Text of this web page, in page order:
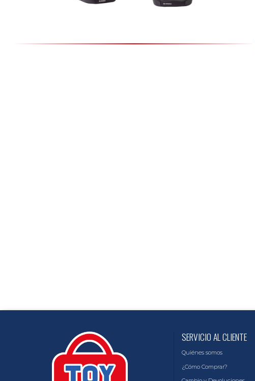
SERVICIO AL CLIENTE
Quiénes somos
¿Cómo Comprar?